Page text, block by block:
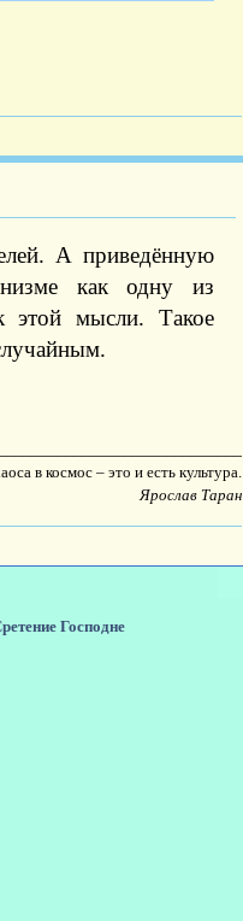
А приведённую
как одну из
этой мысли. Такое
в космос – это и есть культура.
Ярослав Таран
Господне